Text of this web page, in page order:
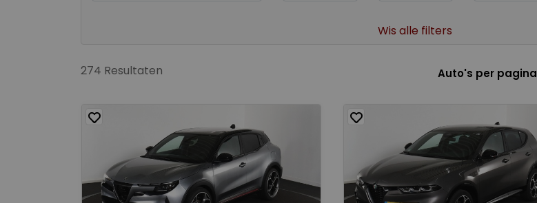
Wis alle filters
274 Resultaten Auto's per pagina